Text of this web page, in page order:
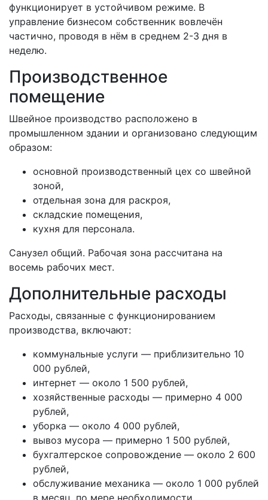
функционирует в устойчивом режиме. В
управление бизнесом собственник вовлечён
частично, проводя в нём в среднем 2-3 дня в
неделю.
Производственное
помещение
Швейное производство расположено в
промышленном здании и организовано следующим
образом:
основной производственный цех со швейной
зоной,
отдельная зона для раскроя,
складские помещения,
кухня для персонала.
Санузел общий. Рабочая зона рассчитана на
восемь рабочих мест.
Дополнительные расходы
Расходы, связанные с функционированием
производства, включают:
коммунальные услуги — приблизительно 10
000 рублей,
интернет — около 1 500 рублей,
хозяйственные расходы — примерно 4 000
рублей,
уборка — около 4 000 рублей,
вывоз мусора — примерно 1 500 рублей,
бухгалтерское сопровождение — около 2 600
рублей,
обслуживание механика — около 1 000 рублей
в месяц, по мере необходимости.